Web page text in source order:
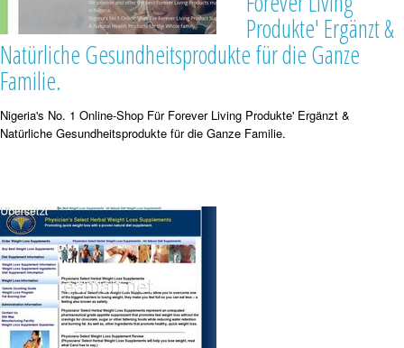
Produkte' Ergänzt &
Natürliche Gesundheitsprodukte für die Ganze
Familie.
Nigeria's No. 1 Online-Shop Für Forever Living Produkte' Ergänzt &
Natürliche Gesundheitsprodukte für die Ganze Familie.